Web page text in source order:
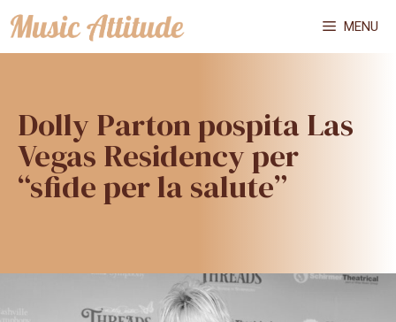
Vai
al
MENU
Dolly Parton pospita Las
Vegas Residency per
“sfide per la salute”